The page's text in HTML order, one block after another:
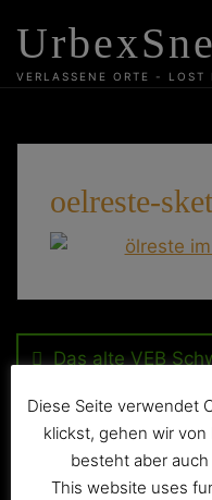
content
VERLASSENE ORTE - LOST
oelreste-
Das alte VEB
Diese Seite verwendet
klickst, gehen wir
besteht aber
This website uses